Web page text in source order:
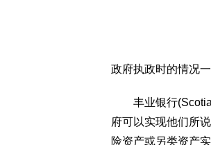
政府执政时的情况
丰业银行
府可以实现他们所
险资产或另类资产